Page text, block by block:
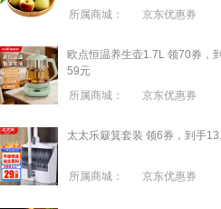
所属商城： 京东优惠券
欧点恒温养生壶1.7L 领70券，
59元
所属商城：
京东优惠券
太太乐簸箕套装 领6券，到手
所属商城： 京东优惠券